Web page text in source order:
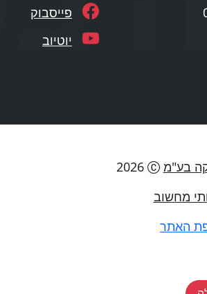
פייסבוק
יוטיוב
בע"מ
2026
מחשוב
האתר